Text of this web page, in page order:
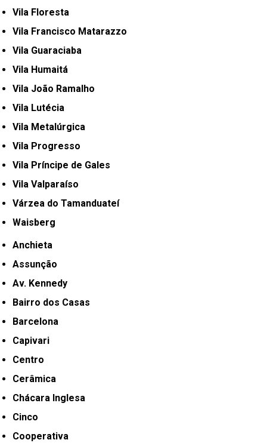
Vila Floresta
Vila Francisco Matarazzo
Vila Guaraciaba
Vila Humaitá
Vila João Ramalho
Vila Lutécia
Vila Metalúrgica
Vila Progresso
Vila Príncipe de Gales
Vila Valparaíso
Várzea do Tamanduateí
Waisberg
Anchieta
Assunção
Av. Kennedy
Bairro dos Casas
Barcelona
Capivari
Centro
Cerâmica
Chácara Inglesa
Cinco
Cooperativa